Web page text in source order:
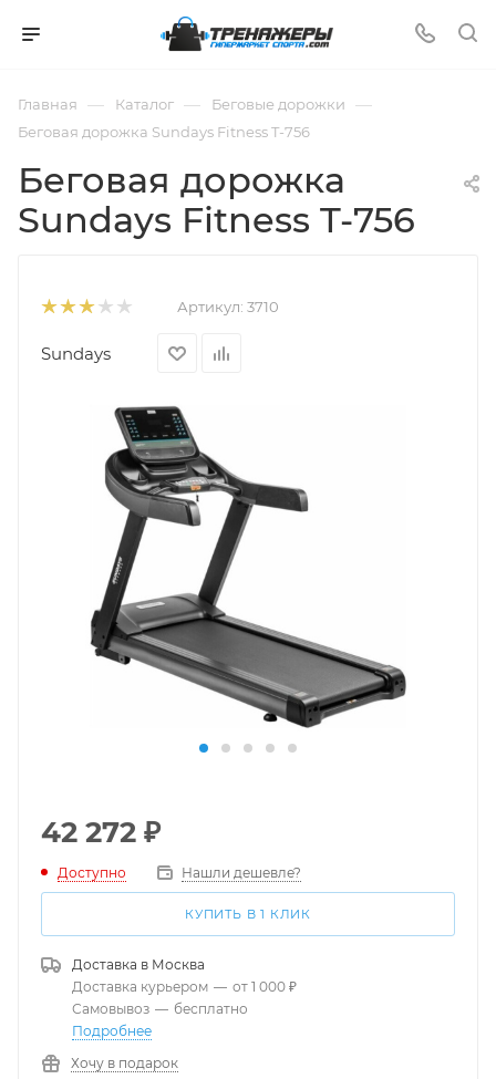
Главная — Каталог — Беговые дорожки —
Беговая дорожка Sundays Fitness T-756
Беговая дорожка
Sundays Fitness T-756
Артикул: 3710
Sundays
42 272 ₽
Доступно Нашли дешевле?
КУПИТЬ В 1 КЛИК
Доставка в Москва
Доставка курьером — от 1 000 ₽
Самовывоз — бесплатно
Подробнее
Хочу в подарок